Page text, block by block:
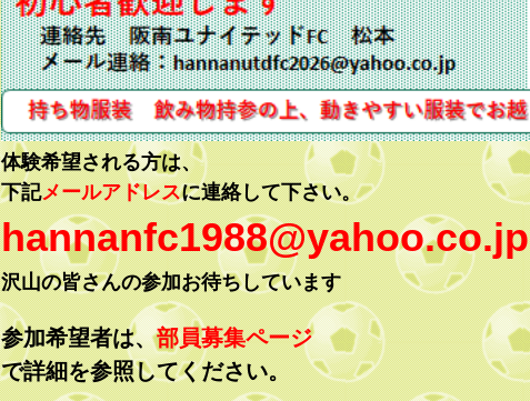
体験希望される方は、
下記メールアドレスに連絡して下さい。
hannanfc1988@yahoo.co.jp
沢山の皆さんの参加お待ちしています
参加希望者は、部員募集ページ
で詳細を参照してください。